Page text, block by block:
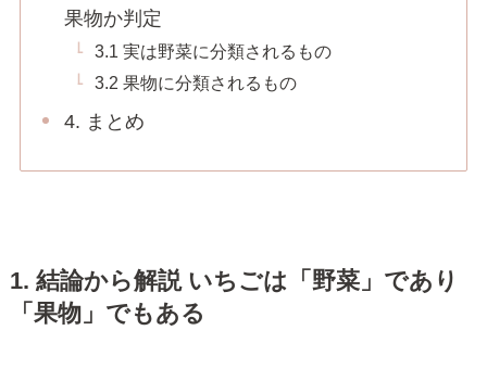
果物か判定
3.1 実は野菜に分類されるもの
3.2 果物に分類されるもの
4. まとめ
1. 結論から解説 いちごは「野菜」であり
「果物」でもある